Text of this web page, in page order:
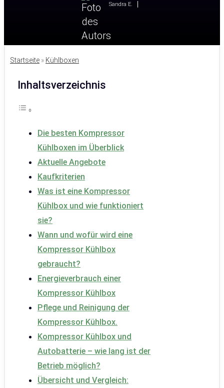
Sandra E.
Startseite » Kühlboxen
Inhaltsverzeichnis
Die besten Kompressor
Kühlboxen im Überblick
Aktuelle Angebote
Kaufkriterien
Was ist eine Kompressor
Kühlbox und wie funktioniert
sie?
Wann und wofür wird eine
Kompressor Kühlbox
gebraucht?
Energieverbrauch einer
Kompressor Kühlbox
Pflege und Reinigung der
Kompressor Kühlbox.
Kompressor Kühlbox und
Autobatterie – wie lang ist der
Betrieb möglich?
Übersicht und Vergleich: